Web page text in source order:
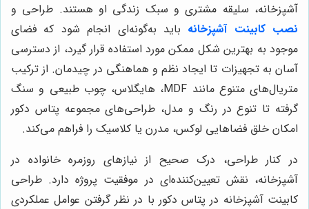
آشپزخانه، سلیقه مشتری و سبک زندگی او هستند. طراحی و
نصب کابینت آشپزخانه باید به‌گونه‌ای انجام شود که فضای
موجود به بهترین شکل ممکن مورد استفاده قرار گیرد، از دسترسی
آسان به تجهیزات تا ایجاد نظم و هماهنگی در چیدمان. از ترکیب
متریال‌های متنوع مانند MDF، هایگلاس، چوب طبیعی و سنگ
گرفته تا تنوع در رنگ و مدل، طراحی‌های مجموعه پتاس دکور
امکان خلق فضاهایی لوکس، مدرن یا کلاسیک را فراهم می‌کند.
در کنار طراحی، درک صحیح از نیازهای روزمره خانواده در
آشپزخانه، نقش تعیین‌کننده‌ای در موفقیت پروژه دارد. طراحی
کابینت آشپزخانه در پتاس دکور با در نظر گرفتن عوامل عملکردی